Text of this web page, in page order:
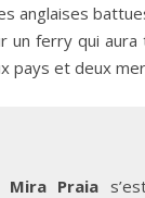
anglaises
un ferry qui
pays et deux
Mira Praia